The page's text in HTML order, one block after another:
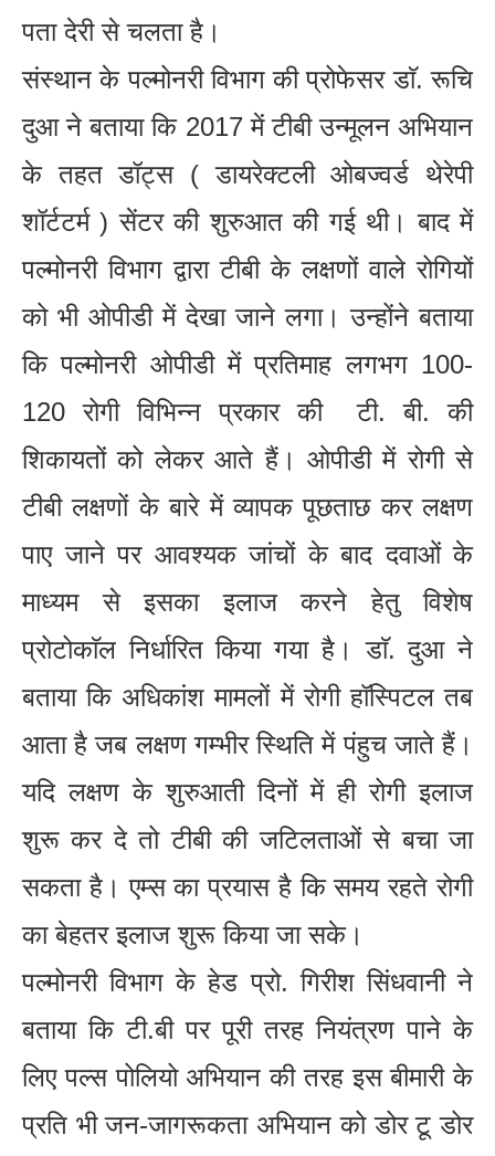
पता देरी से चलता है।
संस्थान के पल्मोनरी विभाग की प्रोफेसर डाॅ. रूचि
दुआ ने बताया कि 2017 में टीबी उन्मूलन अभियान
के तहत डॉट्स ( डायरेक्टली ओबज्वर्ड थेरेपी
शॉर्टटर्म ) सेंटर की शुरुआत की गई थी। बाद में
पल्मोनरी विभाग द्वारा टीबी के लक्षणों वाले रोगियों
को भी ओपीडी में देखा जाने लगा। उन्होंने बताया
कि पल्मोनरी ओपीडी में प्रतिमाह लगभग 100-
120 रोगी विभिन्न प्रकार की टी. बी. की
शिकायतों को लेकर आते हैं। ओपीडी में रोगी से
टीबी लक्षणों के बारे में व्यापक पूछताछ कर लक्षण
पाए जाने पर आवश्यक जांचों के बाद दवाओं के
माध्यम से इसका इलाज करने हेतु विशेष
प्रोटोकाॅल निर्धारित किया गया है। डाॅ. दुआ ने
बताया कि अधिकांश मामलों में रोगी हॉस्पिटल तब
आता है जब लक्षण गम्भीर स्थिति में पंहुच जाते हैं।
यदि लक्षण के शुरुआती दिनों में ही रोगी इलाज
शुरू कर दे तो टीबी की जटिलताओं से बचा जा
सकता है। एम्स का प्रयास है कि समय रहते रोगी
का बेहतर इलाज शुरू किया जा सके।
पल्मोनरी विभाग के हेड प्रो. गिरीश सिंधवानी ने
बताया कि टी.बी पर पूरी तरह नियंत्रण पाने के
लिए पल्स पोलियो अभियान की तरह इस बीमारी के
प्रति भी जन-जागरूकता अभियान को डोर टू डोर